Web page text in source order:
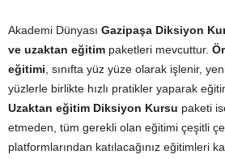
Akademi Dünyası Gazipaşa Diksiyon
ve uzaktan eğitim paketleri mevcuttur.
eğitimi , sınıfta yüz yüze olarak işlenir,
yüzlerle birlikte hızlı pratikler yaparak
Uzaktan eğitim Diksiyon Kursu paketi
etmeden, tüm gerekli olan eğitimi çeşitli
platformlarından katılacağınız eğitimleri